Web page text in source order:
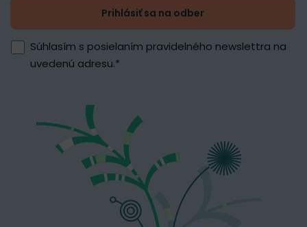
Prihlásiť sa na odber
Súhlasím s posielaním pravidelného newslettra na
uvedenú adresu.*